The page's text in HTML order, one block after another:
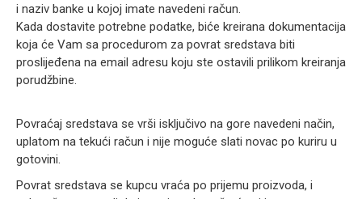
i naziv banke u kojoj imate navedeni račun.
Kada dostavite potrebne podatke, biće kreirana dokumentacija
koja će Vam sa procedurom za povrat sredstava biti
proslijeđena na email adresu koju ste ostavili prilikom kreiranja
porudžbine.
Povraćaj sredstava se vrši isključivo na gore navedeni način,
uplatom na tekući račun i nije moguće slati novac po kuriru u
gotovini.
Povrat sredstava se kupcu vraća po prijemu proizvoda, i